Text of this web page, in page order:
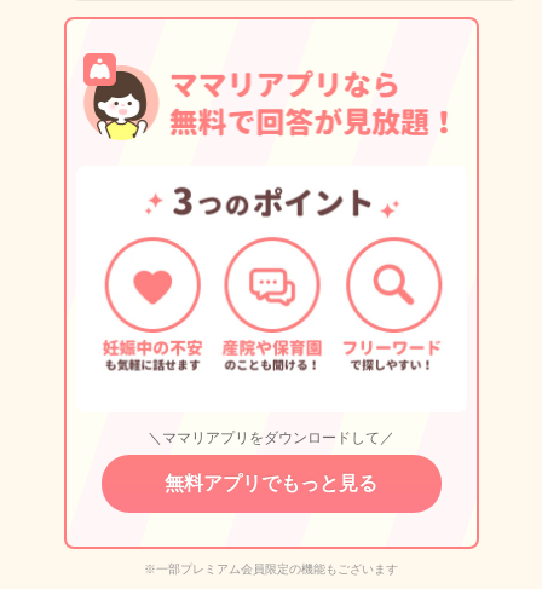
＼ママリアプリをダウンロードして／
無料アプリでもっと見る
※一部プレミアム会員限定の機能もございます